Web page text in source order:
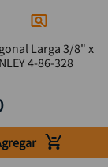
Larga 3/8" x
STANLEY 4-86-328